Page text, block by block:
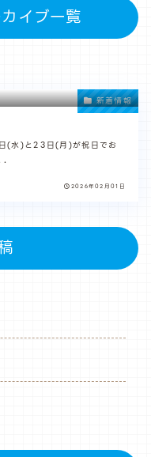
イブ一覧
2026年02月01日
新着情報
(水)と23日(月)が祝日でお